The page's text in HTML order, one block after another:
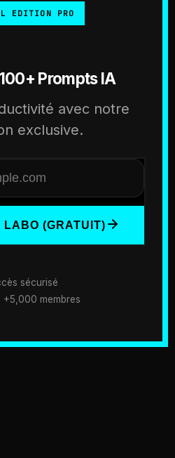
EDITION PRO
Prompts IA
avec notre
exclusive.
(GRATUIT)
sécurisé
+5,000 membres